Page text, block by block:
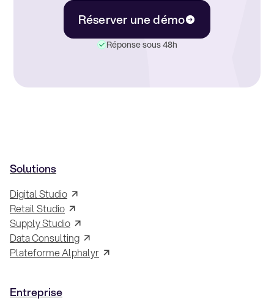
Réserver une démo
Réponse sous 48h
Solutions
Digital Studio
Retail Studio
Supply Studio
Data Consulting
Plateforme Alphalyr
Entreprise